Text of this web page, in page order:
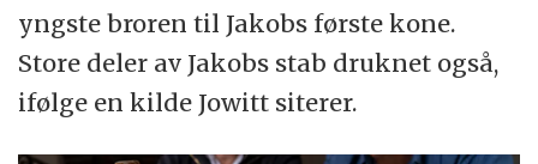
yngste broren til Jakobs første kone.
Store deler av Jakobs stab druknet også,
ifølge en kilde Jowitt siterer.